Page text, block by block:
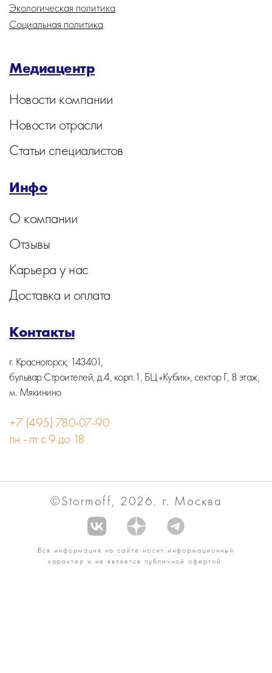
Экологическая политика
Социальная политика
Медиацентр
Новости компании
Новости отрасли
Статьи специалистов
Инфо
О компании
Отзывы
Карьера у нас
Доставка и оплата
Контакты
г. Красногорск, 143401,
бульвар Строителей, д.4, корп.1, БЦ «Кубик», сектор Г, 8 этаж,
м. Мякинино
+7 (495) 780-07-90
пн - пт с 9 до 18
©Stormoff, 2026, г. Москва
Вся информация на сайте носит информационный
характер и не является публичной офертой.